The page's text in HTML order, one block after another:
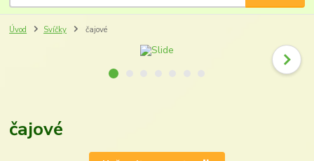
Úvod Svíčky čajové
čajové